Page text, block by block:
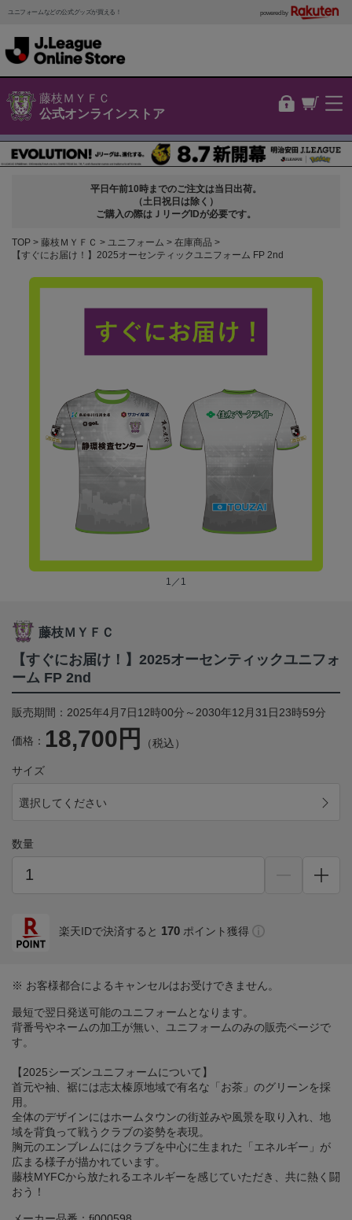
ユニフォームなどの公式グッズが買える！ powered by
藤枝ＭＹＦＣ
公式オンラインストア
平日午前10時までのご注文は当日出荷。
（土日祝日は除く）
ご購入の際はＪリーグIDが必要です。
TOP 藤枝ＭＹＦＣ ユニフォーム
在庫商品
【すぐにお届け！】2025オーセンティックユニフォーム FP 2nd
1／1
藤枝ＭＹＦＣ
【すぐにお届け！】2025オーセンティックユニフォ
ーム FP 2nd
販売期間：2025年4月7日12時00分～2030年12月31日23時59分
価格： 18,700円 （税込）
サイズ
選択してください
数量
楽天IDで決済すると 170 ポイント獲得
※ お客様都合によるキャンセルはお受けできません。
最短で翌日発送可能のユニフォームとなります。
背番号やネームの加工が無い、ユニフォームのみの販売ページで
す。
【2025シーズンユニフォームについて】
首元や袖、裾には志太榛原地域で有名な「お茶」のグリーンを採
用。
全体のデザインにはホームタウンの街並みや風景を取り入れ、地
域を背負って戦うクラブの姿勢を表現。
胸元のエンブレムにはクラブを中心に生まれた「エネルギー」が
広まる様子が描かれています。
藤枝MYFCから放たれるエネルギーを感じていただき、共に熱く闘
おう！